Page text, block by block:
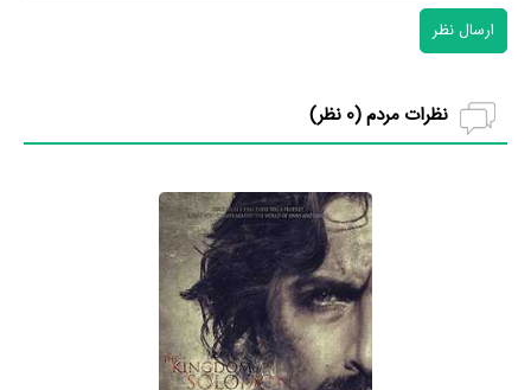
ارسال نظر
نظرات مردم (0 نظر)